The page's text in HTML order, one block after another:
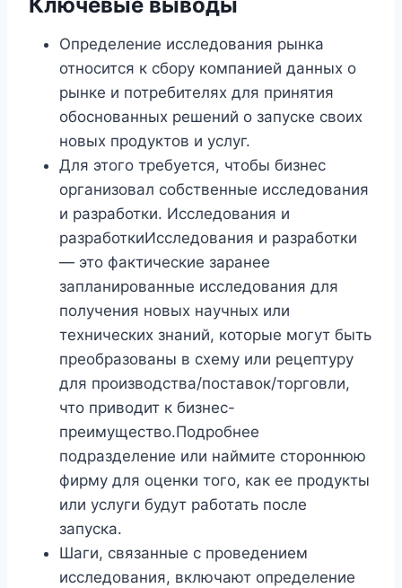
Определение исследования рынка
относится к сбору компанией данных о
рынке и потребителях для принятия
обоснованных решений о запуске своих
новых продуктов и услуг.
Для этого требуется, чтобы бизнес
организовал собственные исследования
и разработки. Исследования и
разработкиИсследования и разработки
— это фактические заранее
запланированные исследования для
получения новых научных или
технических знаний, которые могут быть
преобразованы в схему или рецептуру
для производства/поставок/торговли,
что приводит к бизнес-
преимущество.Подробнее
подразделение или наймите стороннюю
фирму для оценки того, как ее продукты
или услуги будут работать после
запуска.
Шаги, связанные с проведением
исследования, включают определение